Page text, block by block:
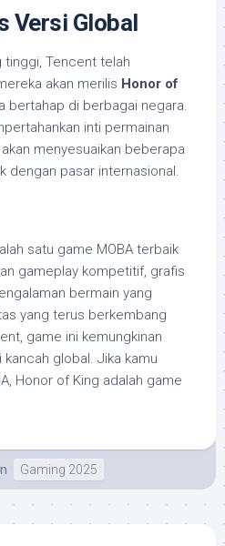
Versi Global
tinggi, Tencent telah
akan merilis Honor of
bertahap di berbagai negara.
inti permainan
menyesuaikan beberapa
dengan pasar internasional.
satu game MOBA terbaik
gameplay kompetitif, grafis
bermain yang
yang terus berkembang
game ini kemungkinan
global. Jika kamu
Honor of King adalah game
Gaming 2025